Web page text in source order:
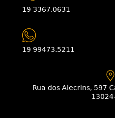
19 3367.0631
19 99473.5211
Rua dos Alecrins, 597